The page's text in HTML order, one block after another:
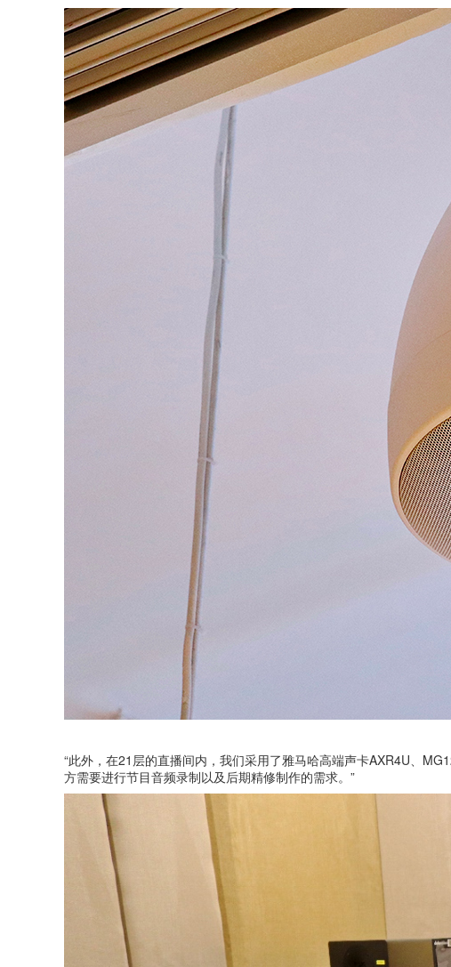
“此外，在21层的直播间内，我们采用了雅马哈高端声卡AXR4U、
方需要进行节目音频录制以及后期精修制作的需求。”